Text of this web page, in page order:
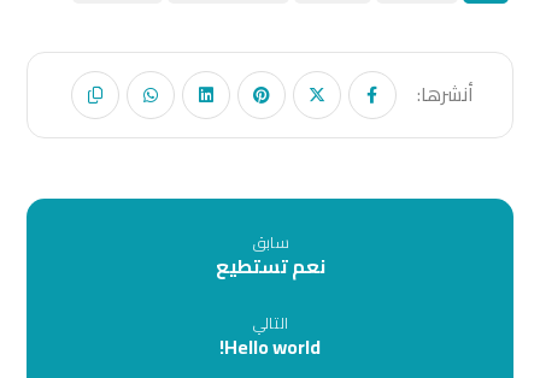
سابق
نعم تستطيع
التالي
Hello world!